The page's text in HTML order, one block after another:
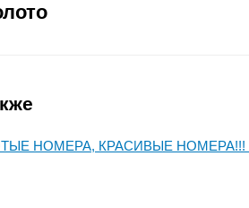
НОМЕРА, КРАСИВЫЕ НОМЕРА!!!